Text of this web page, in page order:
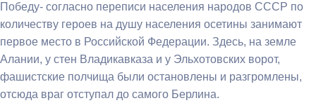
Победу- согласно переписи населения народов СССР по
количеству героев на душу населения осетины занимают
первое место в Российской Федерации. Здесь, на земле
Алании, у стен Владикавказа и у Эльхотовских ворот,
фашистские полчища были остановлены и разгромлены,
отсюда враг отступал до самого Берлина.